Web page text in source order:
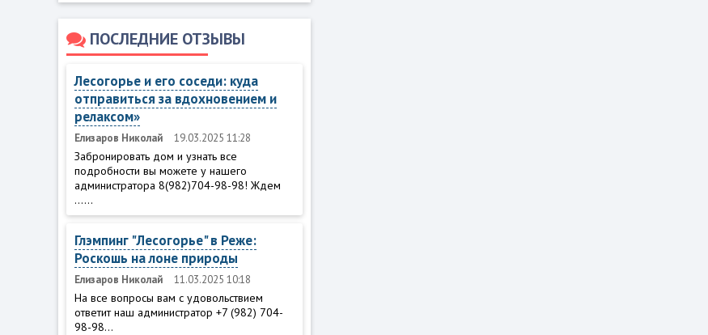
ПОСЛЕДНИЕ ОТЗЫВЫ
Лесогорье и его соседи: куда
отправиться за вдохновением и
релаксом»
Елизаров Николай 19.03.2025 11:28
Забронировать дом и узнать все
подробности вы можете у нашего
администратора 8(982)704-98-98! Ждем
......
Глэмпинг "Лесогорье" в Реже:
Роскошь на лоне природы
Елизаров Николай 11.03.2025 10:18
На все вопросы вам с удовольствием
ответит наш администратор +7 (982) 704-
98-98...